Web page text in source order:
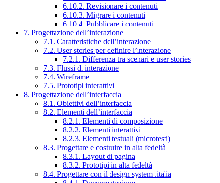
6.10.2. Revisionare i contenuti
6.10.3. Migrare i contenuti
6.10.4. Pubblicare i contenuti
7. Progettazione dell’interazione
7.1. Caratteristiche dell’interazione
7.2. User stories per definire l’interazione
7.2.1. Differenza tra scenari e user stories
7.3. Flussi di interazione
7.4. Wireframe
7.5. Prototipi interattivi
8. Progettazione dell’interfaccia
8.1. Obiettivi dell’interfaccia
8.2. Elementi dell’interfaccia
8.2.1. Elementi di composizione
8.2.2. Elementi interattivi
8.2.3. Elementi testuali (microtesti)
8.3. Progettare e costruire in alta fedeltà
8.3.1. Layout di pagina
8.3.2. Prototipi in alta fedeltà
8.4. Progettare con il design system .italia